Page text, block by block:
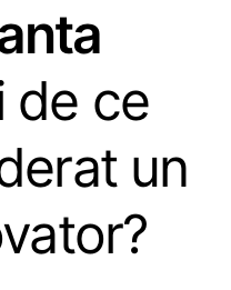
de ce
un